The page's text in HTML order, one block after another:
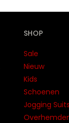
SHOP
Sale
Nieuw
Kids
Schoenen
Jogging